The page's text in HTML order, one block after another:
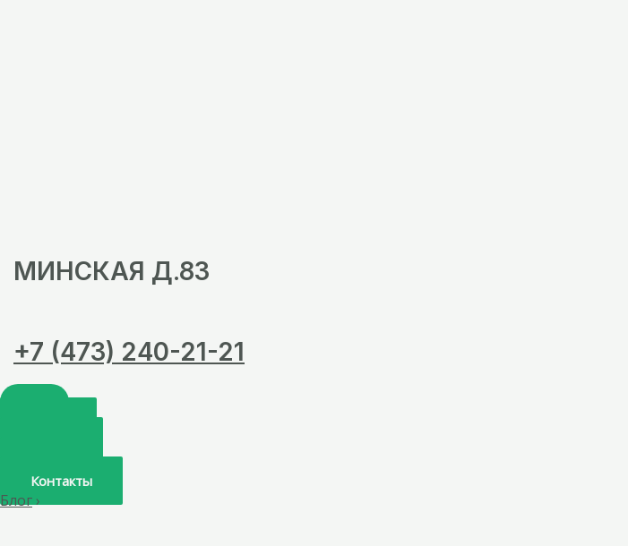
МИНСКАЯ Д.83
+7 (473) 240-21-21
Контакты
Блог›